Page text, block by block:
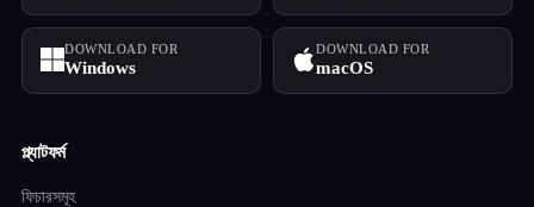
DOWNLOAD FOR
Windows
DOWNLOAD FOR
macOS
প্ল্যাটফর্ম
ফিচারসমূহ